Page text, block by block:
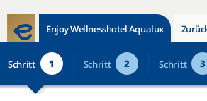
Enjoy Wellnesshotel Aqualux
Schritt 1 Schritt 2 Schritt 3